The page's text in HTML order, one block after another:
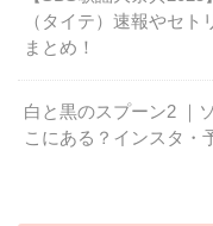
（タイテ）速報やセ
まとめ！
白と黒のスプーン2 ｜
こにある？インスタ・